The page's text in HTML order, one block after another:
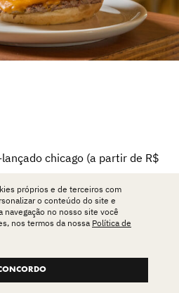
chicago (a partir de R$
queijo cheddar, cebola-
pão brioche com gergelim.
batata rústica da casa (R$ 42)
e é aromatizada com alho
dentro da fritadeira.
próprios e de terceiros com
o conteúdo do site e
navegação no nosso site você
nos termos da nossa Política de